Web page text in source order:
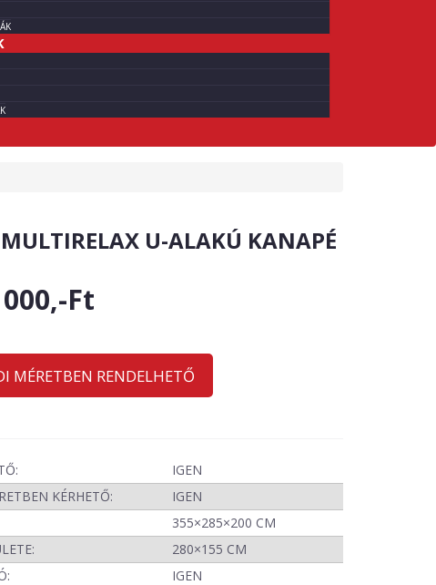
U-ALAKÚ KANAPÉ
Ft
MÉRETBEN RENDELHETŐ
IGEN
KÉRHETŐ:
IGEN
355×285×200 CM
280×155 CM
IGEN